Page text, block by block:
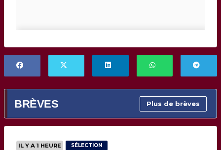
BRÈVES Plus de brèves
IL Y A 1 HEURE SÉLECTION